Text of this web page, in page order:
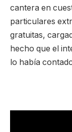
cantera en
particulares
gratuitas,
hecho que el
lo había